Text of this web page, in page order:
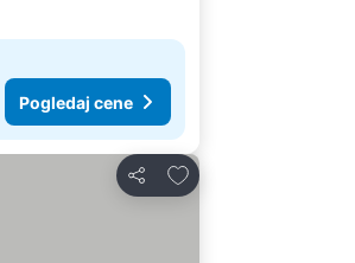
Pogledaj cene
Deli
Dodati u favorite